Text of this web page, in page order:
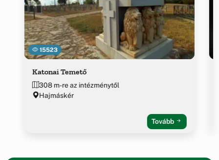
15523
Katonai Temető
308 m-re az intézménytől
Hajmáskér
Tovább